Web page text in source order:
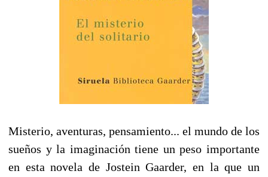
Misterio, aventuras, pensamiento... el mundo de los
sueños y la imaginación tiene un peso importante
en esta novela de Jostein Gaarder, en la que un